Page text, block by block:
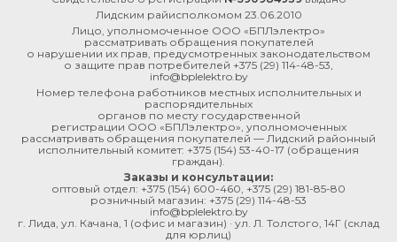
Лидским райисполкомом 23.06.2010
Лицо, уполномоченное ООО «БПЛэлектро»
рассматривать обращения покупателей
о нарушении их прав, предусмотренных законодательством
о защите прав потребителей +375 (29) 114-48-53
info@bplelektro.by
Номер телефона работников местных исполнительных и
распорядительных
органов по месту государственной
регистрации ООО «БПЛэлектро», уполномоченных
рассматривать обращения покупателей — Лидский районный
исполнительный комитет: +375 (154) 53-40-17 (обращения
граждан).
Заказы и консультации:
оптовый отдел: +375 (154) 600-460 +375 (29) 181-85-80
розничный магазин: +375 (29) 114-48-53
info@bplelektro.by
г. Лида, ул. Качана, 1 (офис и магазин) · ул. Л. Толстого, 14Г (склад
для юрлиц)